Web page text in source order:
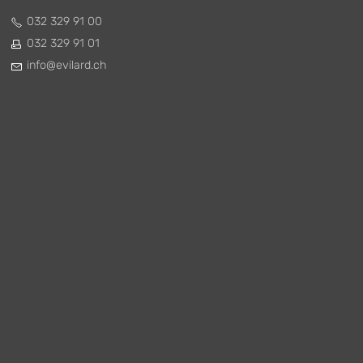
032 329 91 00
032 329 91 01
nf
v l rd ch